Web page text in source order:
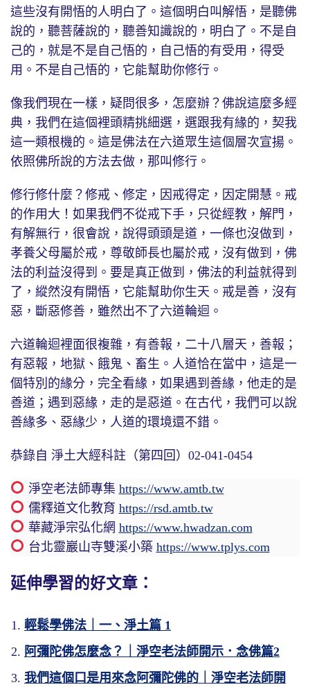
這些沒有開悟的人明白了。這個明白叫解悟，是聽佛
說的，聽菩薩說的，聽善知識說的，明白了。不是自
己的，就是不是自己悟的，自己悟的有受用，得受
用。不是自己悟的，它能幫助你修行。
像我們現在一樣，疑問很多，怎麼辦？佛說這麼多經
典，我們在這個裡頭精挑細選，選跟我有緣的，契我
這一類根機的。這是佛法在六道眾生這個層次宣揚。
依照佛所說的方法去做，那叫修行。
修行修什麼？修戒、修定，因戒得定，因定開慧。戒
的作用大！如果我們不從戒下手，只從經教，解門，
有解無行，很會說，說得頭頭是道，一條也沒做到，
孝養父母屬於戒，尊敬師長也屬於戒，沒有做到，佛
法的利益沒得到。要是真正做到，佛法的利益就得到
了，縱然沒有開悟，它能幫助你生天。戒是善，沒有
惡，斷惡修善，雖然出不了六道輪迴。
六道輪迴裡面很複雜，有善報，二十八層天，善報；
有惡報，地獄、餓鬼、畜生。人道恰在當中，這是一
個特別的緣分，完全看緣，如果遇到善緣，他走的是
善道；遇到惡緣，走的是惡道。在古代，我們可以說
善緣多、惡緣少，人道的環境還不錯。
恭錄自 淨土大經科註（第四回）02-041-0454
淨空老法師專集 https://www.amtb.tw
儒釋道文化教育 https://rsd.amtb.tw
華藏淨宗弘化網 https://www.hwadzan.com
台北靈巖山寺雙溪小築 https://www.tplys.com
延伸學習的好文章：
輕鬆學佛法｜一、淨土篇 1
阿彌陀佛怎麼念？｜淨空老法師開示．念佛篇2
我們這個口是用來念阿彌陀佛的｜淨空老法師開